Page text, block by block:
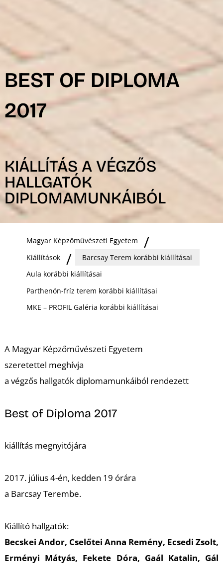
BEST OF DIPLOMA
2017
KIÁLLÍTÁS A VÉGZŐS
HALLGATÓK
DIPLOMAMUNKÁIBÓL
Magyar Képzőművészeti Egyetem
Kiállítások
Barcsay Terem korábbi kiállításai
Aula korábbi kiállításai
Parthenón-fríz terem korábbi kiállításai
MKE – PROFIL Galéria korábbi kiállításai
A Magyar Képzőművészeti Egyetem
szeretettel meghívja
a végzős hallgatók diplomamunkáiból rendezett
Best of Diploma 2017
kiállítás megnyitójára
2017. július 4-én, kedden 19 órára
a Barcsay Terembe.
Kiállító hallgatók:
Becskei Andor, Cselőtei Anna Remény, Ecsedi Zsolt,
Erményi Mátyás, Fekete Dóra, Gaál Katalin, Gál